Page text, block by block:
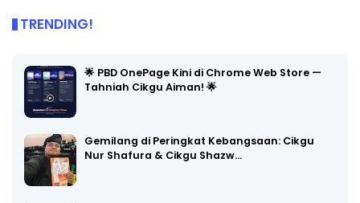
TRENDING!
🌟 PBD OnePage Kini di Chrome Web Store —
Tahniah Cikgu Aiman! 🌟
Gemilang di Peringkat Kebangsaan: Cikgu
Nur Shafura & Cikgu Shazw…